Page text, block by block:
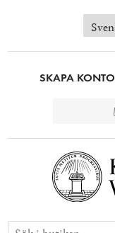
SKAPA KONTO